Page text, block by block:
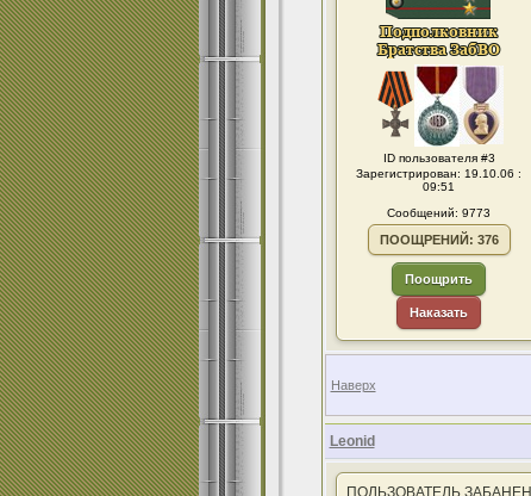
ID пользователя #3
Зарегистрирован: 19.10.06 :
09:51
Сообщений: 9773
ПООЩРЕНИЙ: 376
Поощрить
Наказать
Наверх
Leonid
ПОЛЬЗОВАТЕЛЬ ЗАБАНЕН